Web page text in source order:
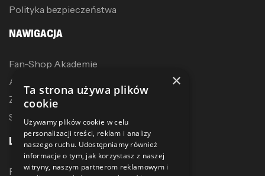
Polityka bezpieczeństwa
NAWIGACJA
Fan-Shop Akademie
Akcesoria treningowe
Zostań dystrybutorem
Sublimacja
LINKI
Promocje
×
Ta strona używa plików
cookie
Używamy plików cookie w celu
personalizacji treści, reklam i analizy
naszego ruchu. Udostępniamy również
informacje o tym, jak korzystasz z naszej
witryny, naszym partnerom reklamowym i